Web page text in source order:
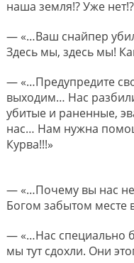
наша земля!? Уже
— «…Ваш снайпер
Здесь мы, здесь мы!
— «…Предупредите
выходим… Нас
убитые и раненные,
нас… Нам нужна
Курва!!!»
— «…Почему вы нас не
Богом забытом месте
— «…Нас специально
мы тут сдохли. Они